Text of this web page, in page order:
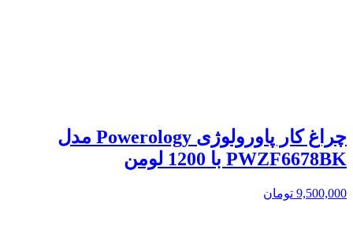
چراغ کار پاورولوژی Powerology مدل
PWZF6678BK با 1200 لومن
9,500,000 تومان